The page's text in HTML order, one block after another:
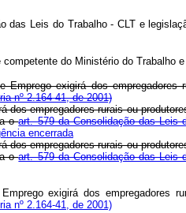
das Leis do Trabalho - CLT e
competente do Ministério do
exigirá dos empregadores
nº 2.164-41, de 2001)
empregadores rurais ou
oart. 579 da Consolidação das Leis
encerrada
empregadores rurais ou
oart. 579 da Consolidação das Leis
exigirá dos empregadores
nº 2.164-41, de 2001)